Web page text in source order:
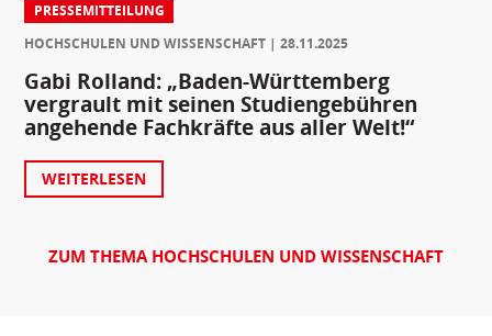
PRESSEMITTEILUNG
HOCHSCHULEN UND WISSENSCHAFT
28.11.2025
Gabi Rolland: „Baden-Württemberg
vergrault mit seinen Studiengebühren
angehende Fachkräfte aus aller Welt!“
WEITERLESEN
ZUM THEMA HOCHSCHULEN UND WISSENSCHAFT